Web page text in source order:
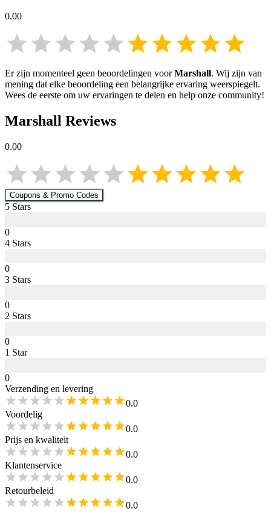
0.00
Er zijn momenteel geen beoordelingen voorMarshall. Wij zijn van
mening dat elke beoordeling een belangrijke ervaring weerspiegelt.
Wees de eerste om uw ervaringen te delen en help onze community!
Marshall Reviews
0.00
Coupons & Promo Codes
5 Stars
0
4 Stars
0
3 Stars
0
2 Stars
0
1 Star
0
Verzending en levering
0.0
Voordelig
0.0
Prijs en kwaliteit
0.0
Klantenservice
0.0
Retourbeleid
0.0